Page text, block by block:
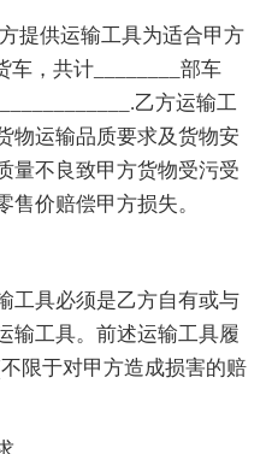
提供运输工具为适合甲方
车，共计________部车
乙方运输工
物运输品质要求及货物安
量不良致甲方货物受污受
售价赔偿甲方损失。
工具必须是乙方自有或与
输工具。前述运输工具履
限于对甲方造成损害的赔